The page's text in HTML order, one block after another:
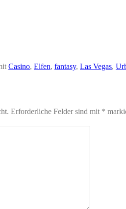
Casino, Elfen, fantasy, Las Vegas,
Erforderliche Felder sind mit *